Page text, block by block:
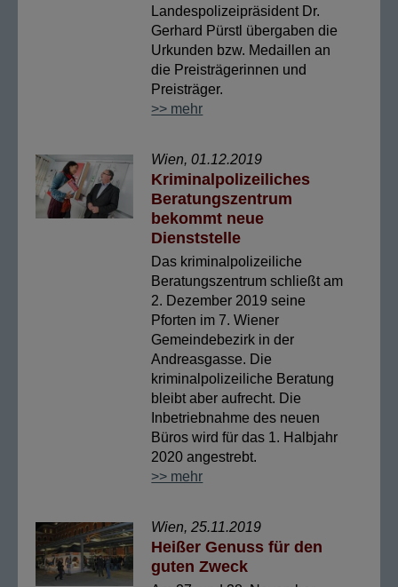
Landespolizeipräsident Dr.
Gerhard Pürstl übergaben die
Urkunden bzw. Medaillen an
die Preisträgerinnen und
Preisträger.
>> mehr
Wien, 01.12.2019
Kriminalpolizeiliches
Beratungszentrum
bekommt neue
Dienststelle
Das kriminalpolizeiliche
Beratungszentrum schließt am
2. Dezember 2019 seine
Pforten im 7. Wiener
Gemeindebezirk in der
Andreasgasse. Die
kriminalpolizeiliche Beratung
bleibt aber aufrecht. Die
Inbetriebnahme des neuen
Büros wird für das 1. Halbjahr
2020 angestrebt.
>> mehr
Wien, 25.11.2019
Heißer Genuss für den
guten Zweck